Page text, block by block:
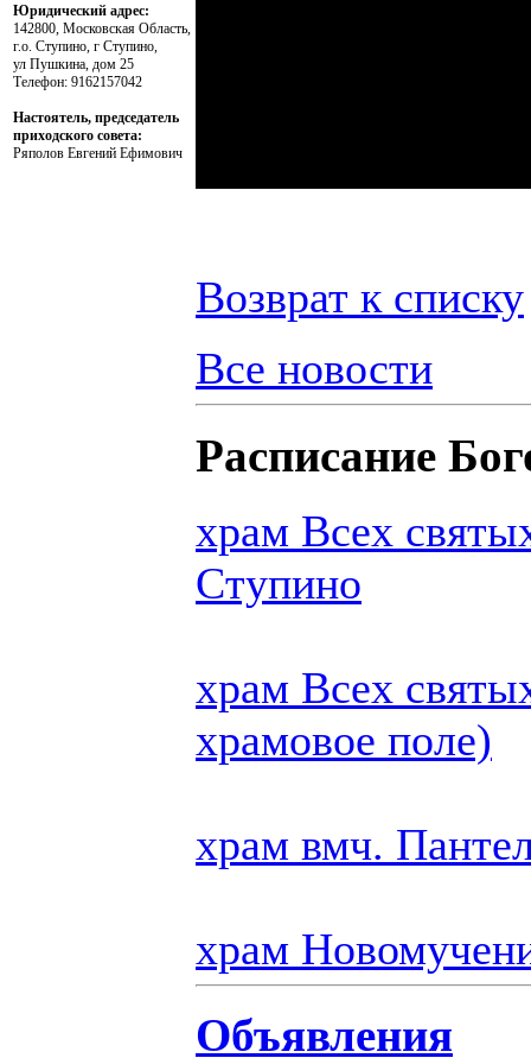
Юридический адрес:
142800, Московская Область,
г.о. Ступино, г Ступино,
ул Пушкина, дом 25
Телефон: 9162157042
Настоятель, председатель
приходского совета:
Ряполов Евгений Ефимович
Возврат к списку
Все новости
Расписание
храм Всех
Ступино
храм Всех
храмовое поле)
храм вмч.
храм
Объявления